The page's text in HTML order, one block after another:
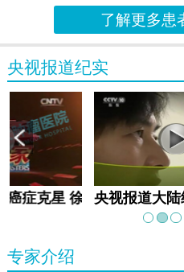
了解更多患
央视报道纪实
癌症克星 徐克成
专家介绍